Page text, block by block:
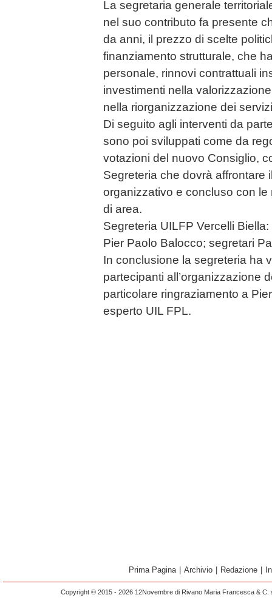
La segretaria generale
nel suo contributo fa presente
da anni, il prezzo di scelte
finanziamento strutturale, che
personale, rinnovi contrattuali
investimenti nella
nella riorganizzazione dei
Di seguito agli interventi da
sono poi sviluppati come da
votazioni del nuovo Consiglio,
Segreteria che dovrà affrontare
organizzativo e concluso con
di area.
Segreteria UILFP Vercelli
Pier Paolo Balocco; segretari
In conclusione la segreteria ha
partecipanti all’organizzazione
particolare ringraziamento a
esperto UIL FPL.
Prima Pagina Archivio Redazione
Copyright © 2015 - 2026 12Novembre di Rivano Maria Francesca &